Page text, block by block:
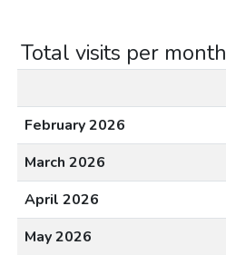
Total visits per month
February 2026
March 2026
April 2026
May 2026